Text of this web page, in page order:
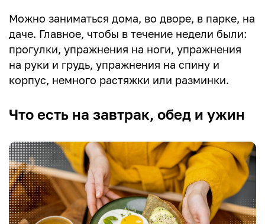
Можно заниматься дома, во дворе, в парке, на
даче. Главное, чтобы в течение недели были:
прогулки, упражнения на ноги, упражнения
на руки и грудь, упражнения на спину и
корпус, немного растяжки или разминки.
Что есть на завтрак, обед и ужин